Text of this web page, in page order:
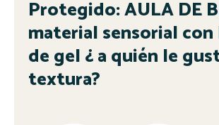
Protegido: AULA DE
material sensorial
de gel ¿ a quién le
textura?